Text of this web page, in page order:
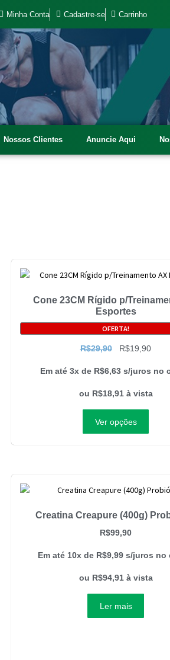
Minha Conta Cadastre-se Carrinho
Nossos Clientes Anuncie Aqui
Cone 23CM Rígido p/
Esportes
OFERTA!
R$29,90 R$19,90
Em até 3x de R$6,63 s/juros no
ou R$18,91 à vista
Ver opções
Creatina Creapure (400g)
R$99,90
Em até 10x de R$9,99 s/juros no
ou R$94,91 à vista
Ler mais